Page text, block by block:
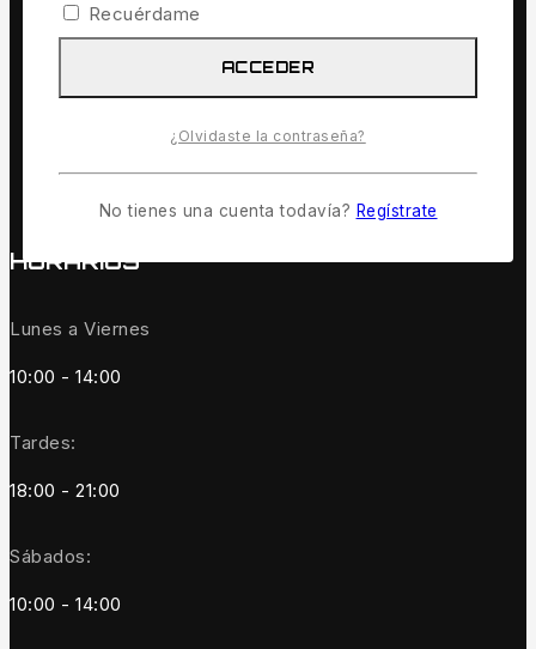
Aviso legal
Condiciones de pago
Condiciones de Uso
Entregas – Garantía – Devoluciones
HORARIOS
Lunes a Viernes
10:00 - 14:00
Tardes:
18:00 - 21:00
Sábados:
10:00 - 14:00
Recuérdame
ACCEDER
¿Olvidaste la contraseña?
No tienes una cuenta todavía? Regístrate